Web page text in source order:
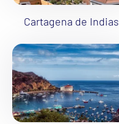
Cartagena de Indias